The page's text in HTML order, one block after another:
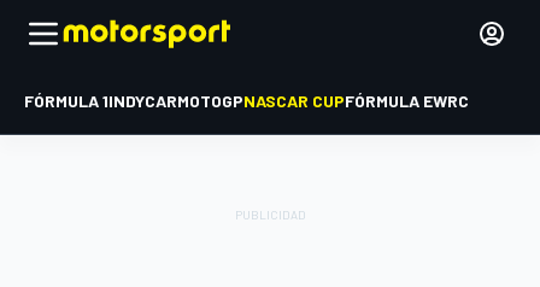
FÓRMULA 1INDYCARMOTOGPNASCAR CUPFÓRMULA EWRC